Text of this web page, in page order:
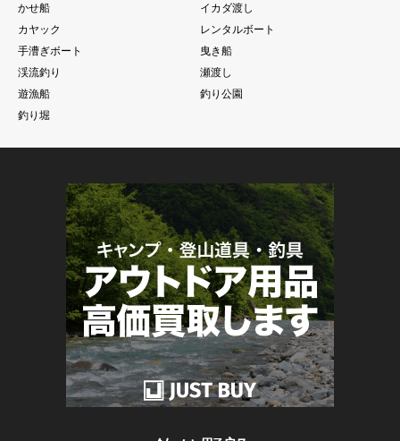
かせ船
イカダ渡し
カヤック
レンタルボート
手漕ぎボート
曳き船
渓流釣り
瀬渡し
遊漁船
釣り公園
釣り堀